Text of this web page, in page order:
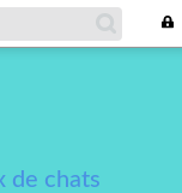
de chats